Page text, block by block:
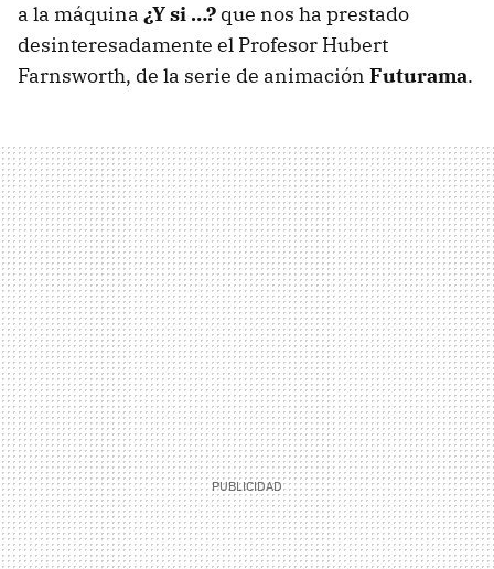
a la máquina ¿Y si …? que nos ha prestado
desinteresadamente el Profesor Hubert
Farnsworth, de la serie de animación Futurama.